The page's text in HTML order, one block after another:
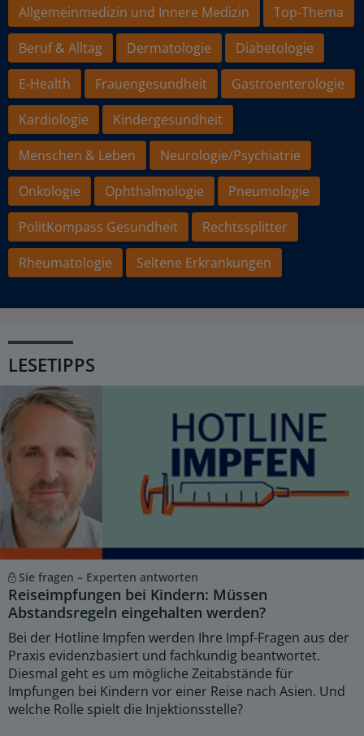
Allgemeinmedizin und Innere Medizin
Top-Thema
Beruf & Alltag
Dermatologie
Diabetologie
E-Health
Frauengesundheit
Gastroenterologie
Kardiologie
Kindergesundheit
Menschen & Leben
Neurologie/Psychiatrie
Onkologie
Ophthalmologie
Pneumologie
PolitKompass Gesundheit
Rechtssplitter
Rheumatologie
Seltene Erkrankungen
LESETIPPS
Sie fragen – Experten antworten
Reiseimpfungen bei Kindern: Müssen
Abstandsregeln eingehalten werden?
Bei der Hotline Impfen werden Ihre Impf-Fragen aus der
Praxis evidenzbasiert und fachkundig beantwortet.
Diesmal geht es um mögliche Zeitabstände für
Impfungen bei Kindern vor einer Reise nach Asien. Und
welche Rolle spielt die Injektionsstelle?